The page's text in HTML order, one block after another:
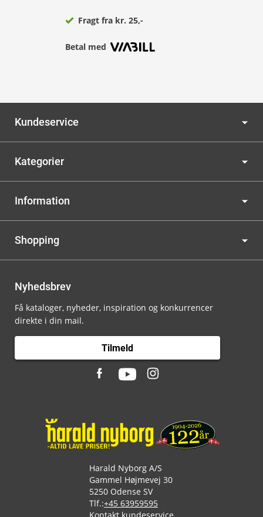
Fragt fra kr. 25,-
Betal med
Kundeservice
Kategorier
Information
Shopping
Nyhedsbrev
Få kataloger, nyheder, inspiration og konkurrencer
direkte i din mail.
Tilmeld
Harald Nyborg A/S
Gammel Højmevej 30
5250 Odense SV
Tlf.:+45 63959595